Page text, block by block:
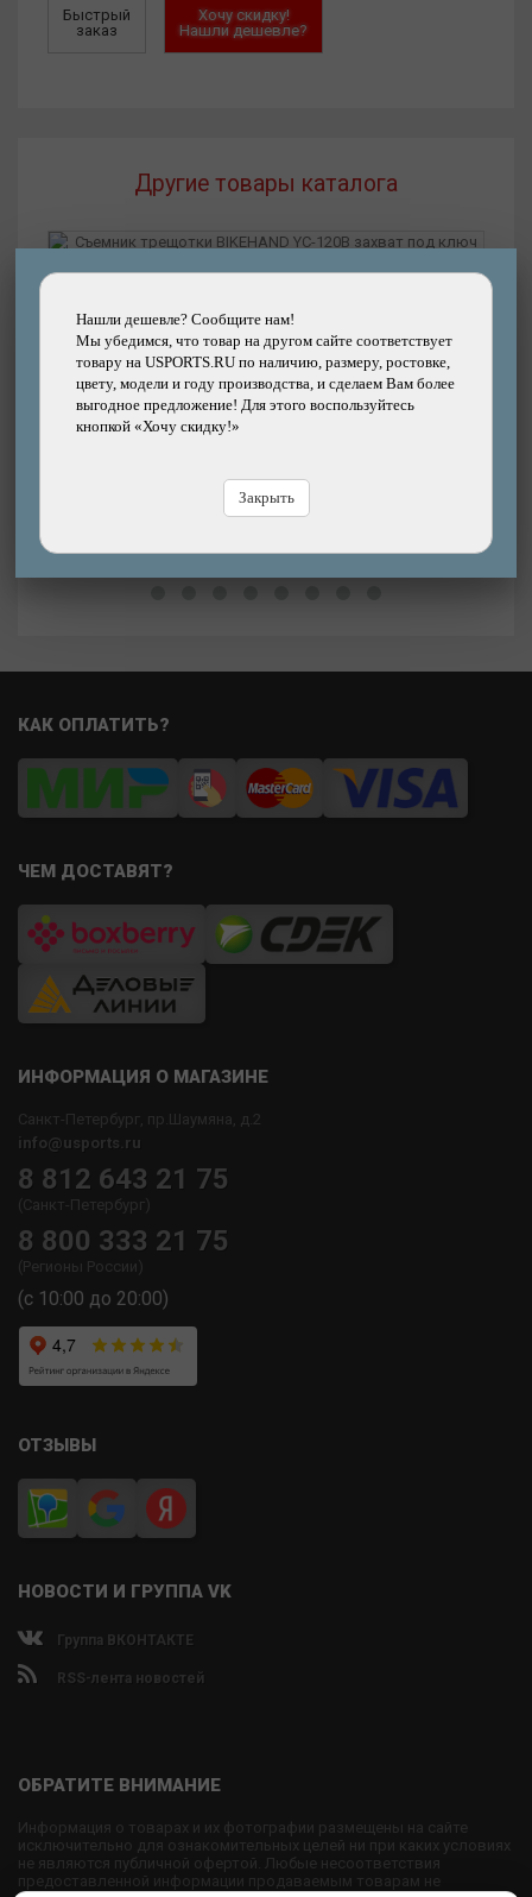
Нашли дешевле? Сообщите нам!
Мы убедимся, что товар на другом сайте соответствует
товару на USPORTS.RU по наличию, размеру, ростовке,
цвету, модели и году производства, и сделаем Вам более
выгодное предложение! Для этого воспользуйтесь
кнопкой «Хочу скидку!»
Закрыть
Быстрый
заказ
Хочу скидку!
Нашли дешевле?
Другие товары каталога
Съемник трещотки BIKEHAND YC-120B захват
под ключ 21 мм
Бренд: BIKEHAND
Цена:
700р.
КАК ОПЛАТИТЬ?
ЧЕМ ДОСТАВЯТ?
ИНФОРМАЦИЯ О МАГАЗИНЕ
Санкт-Петербург, пр.Шаумяна, д.2
info@usports.ru
8 812 643 21 75
(Санкт-Петербург)
8 800 333 21 75
(Регионы России)
(с 10:00 до 20:00)
ОТЗЫВЫ
НОВОСТИ И ГРУППА VK
Группа ВКОНТАКТЕ
RSS-лента новостей
ОБРАТИТЕ ВНИМАНИЕ
Информация о товарах и их фотографии размещены на сайте
исключительно для ознакомительных целей ни при каких условиях
не являются публичной офертой. Любые несоответствия
предоставленной информации продаваемым товарам не